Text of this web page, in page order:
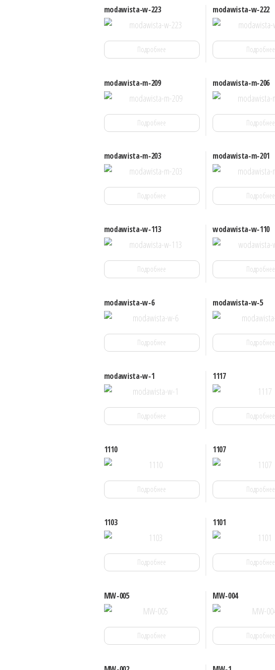
modawista-w-223
Подробнее
modawista-w-222
Подробнее
modawista-m-209
Подробнее
modawista-m-206
Подробнее
modawista-m-203
Подробнее
modawista-m-201
Подробнее
modawista-w-113
Подробнее
wodawista-w-110
Подробнее
modawista-w-6
Подробнее
modawista-w-5
Подробнее
modawista-w-1
Подробнее
1117
Подробнее
1110
Подробнее
1107
Подробнее
1103
Подробнее
1101
Подробнее
MW-005
Подробнее
MW-004
Подробнее